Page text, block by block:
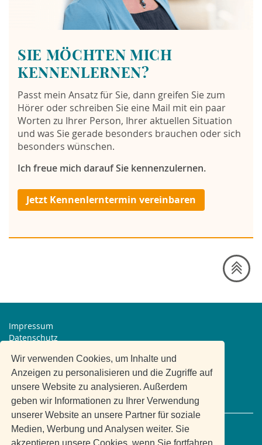
Wir verwenden Cookies, um Inhalte und
Anzeigen zu personalisieren und die Zugriffe auf
unsere Website zu analysieren. Außerdem
geben wir Informationen zu Ihrer Verwendung
unserer Website an unsere Partner für soziale
Medien, Werbung und Analysen weiter. Sie
akzeptieren unsere Cookies, wenn Sie fortfahren
SIE MÖCHTEN MICH
KENNENLERNEN?
Passt mein Ansatz für Sie, dann greifen Sie zum
Hörer oder schreiben Sie eine Mail mit ein paar
Worten zu Ihrer Person, Ihrer aktuellen Situation
und was Sie gerade besonders brauchen oder sich
besonders wünschen.
Ich freue mich darauf Sie kennenzulernen.
Jetzt Kennenlerntermin vereinbaren
Impressum
Datenschutz
Mitglied bei
© 2020 All rights reserved.
Powered by BRANDICTION
metedas
Dipl. Vw. Monika Wetterauer-Kopka